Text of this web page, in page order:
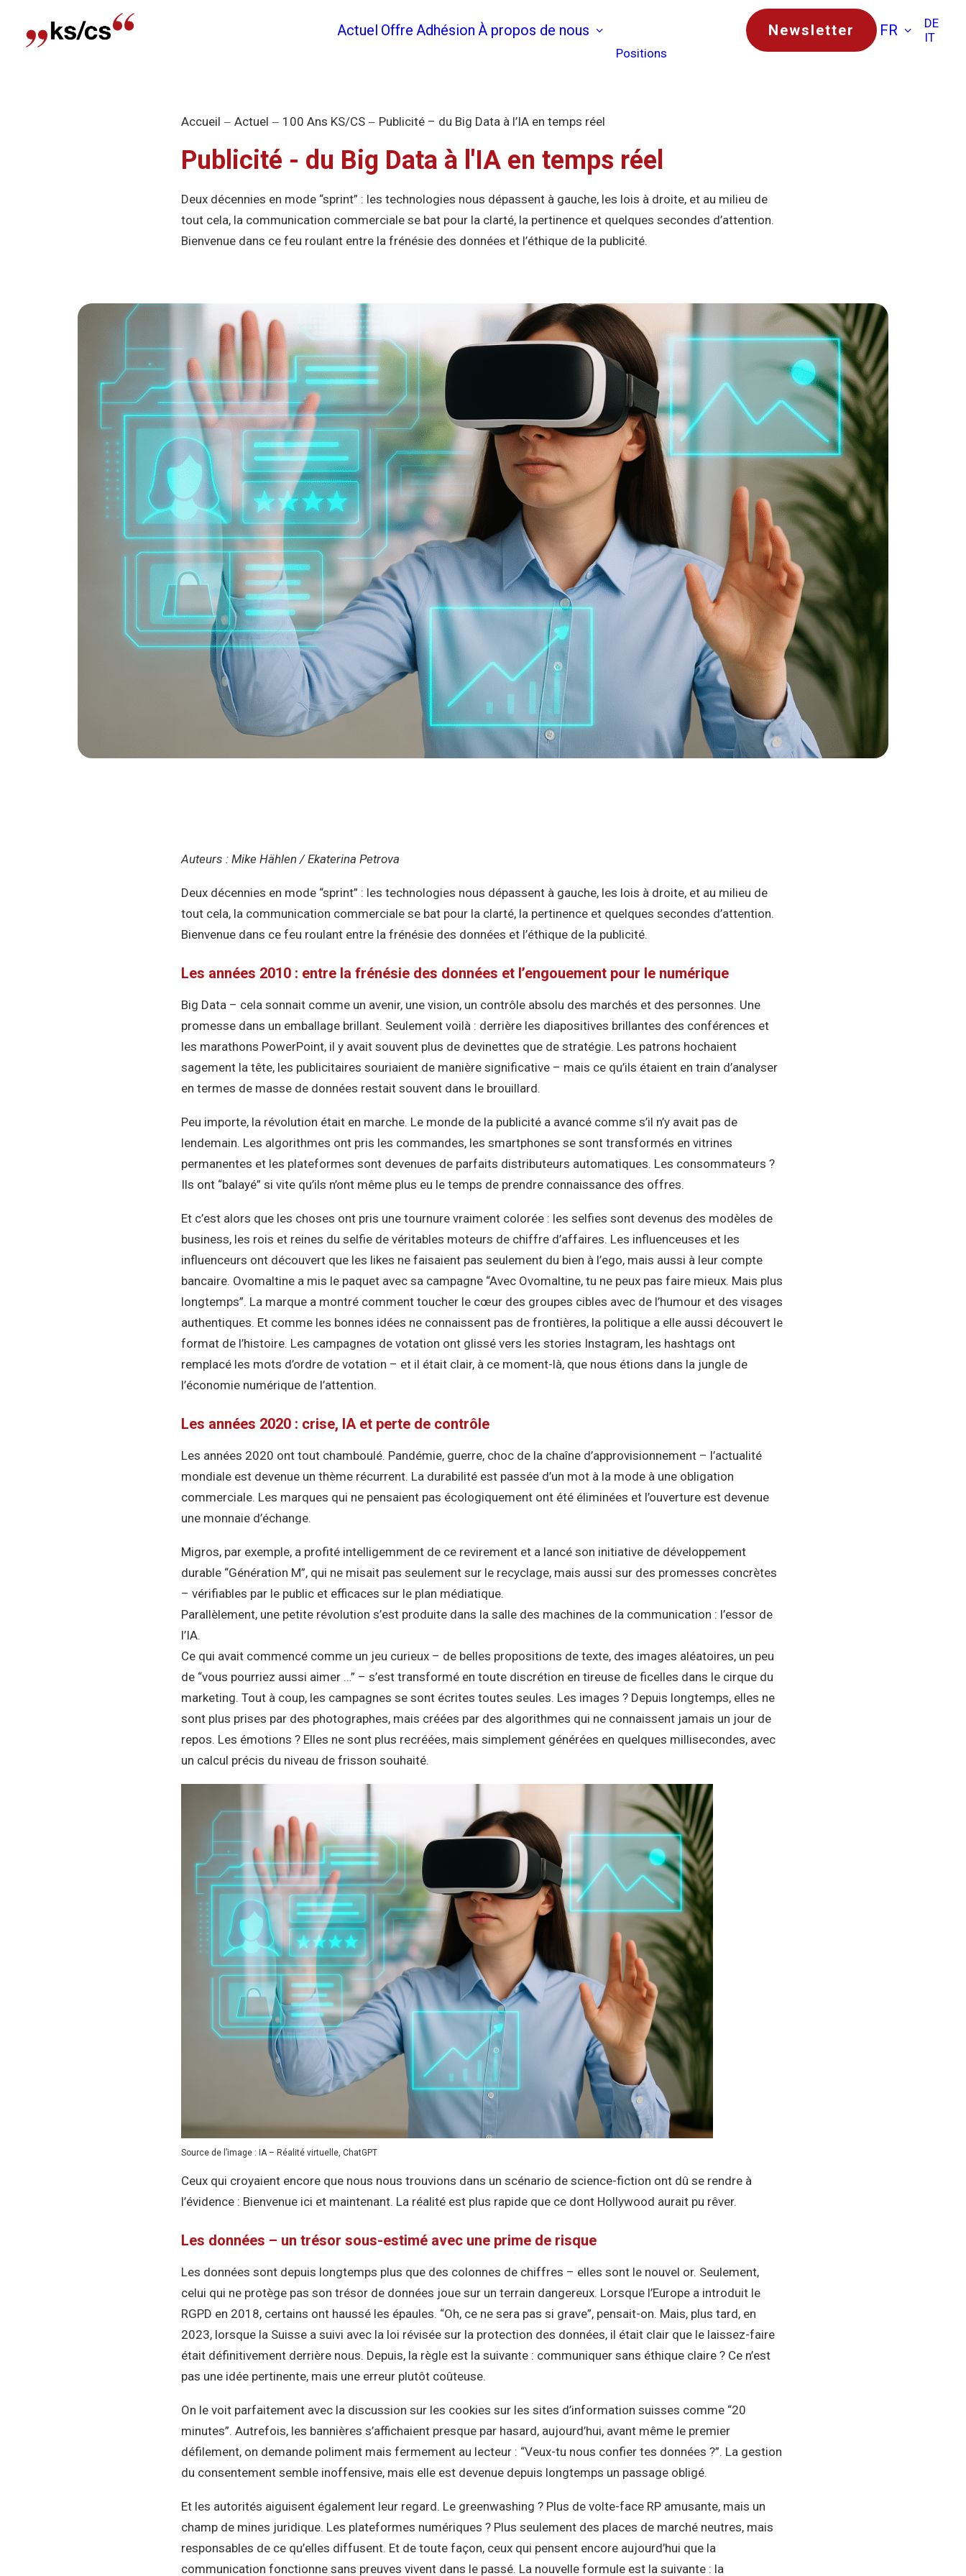
Actuel Offre Adhésion À propos de nous
Positions
Newsletter FR
DE
IT
Accueil Actuel 100 Ans KS/CS Publicité – du Big Data à l’IA en temps réel
Publicité - du Big Data à l'IA en temps réel
Deux décennies en mode “sprint” : les technologies nous dépassent à gauche, les lois à droite, et au milieu de
tout cela, la communication commerciale se bat pour la clarté, la pertinence et quelques secondes d’attention.
Bienvenue dans ce feu roulant entre la frénésie des données et l’éthique de la publicité.
Auteurs : Mike Hählen / Ekaterina Petrova
Deux décennies en mode “sprint” : les technologies nous dépassent à gauche, les lois à droite, et au milieu de
tout cela, la communication commerciale se bat pour la clarté, la pertinence et quelques secondes d’attention.
Bienvenue dans ce feu roulant entre la frénésie des données et l’éthique de la publicité.
Les années 2010 : entre la frénésie des données et l’engouement pour le numérique
Big Data – cela sonnait comme un avenir, une vision, un contrôle absolu des marchés et des personnes. Une
promesse dans un emballage brillant. Seulement voilà : derrière les diapositives brillantes des conférences et
les marathons PowerPoint, il y avait souvent plus de devinettes que de stratégie. Les patrons hochaient
sagement la tête, les publicitaires souriaient de manière significative – mais ce qu’ils étaient en train d’analyser
en termes de masse de données restait souvent dans le brouillard.
Peu importe, la révolution était en marche. Le monde de la publicité a avancé comme s’il n’y avait pas de
lendemain. Les algorithmes ont pris les commandes, les smartphones se sont transformés en vitrines
permanentes et les plateformes sont devenues de parfaits distributeurs automatiques. Les consommateurs ?
Ils ont “balayé” si vite qu’ils n’ont même plus eu le temps de prendre connaissance des offres.
Et c’est alors que les choses ont pris une tournure vraiment colorée : les selfies sont devenus des modèles de
business, les rois et reines du selfie de véritables moteurs de chiffre d’affaires. Les influenceuses et les
influenceurs ont découvert que les likes ne faisaient pas seulement du bien à l’ego, mais aussi à leur compte
bancaire. Ovomaltine a mis le paquet avec sa campagne “Avec Ovomaltine, tu ne peux pas faire mieux. Mais plus
longtemps”. La marque a montré comment toucher le cœur des groupes cibles avec de l’humour et des visages
authentiques. Et comme les bonnes idées ne connaissent pas de frontières, la politique a elle aussi découvert le
format de l’histoire. Les campagnes de votation ont glissé vers les stories Instagram, les hashtags ont
remplacé les mots d’ordre de votation – et il était clair, à ce moment-là, que nous étions dans la jungle de
l’économie numérique de l’attention.
Les années 2020 : crise, IA et perte de contrôle
Les années 2020 ont tout chamboulé. Pandémie, guerre, choc de la chaîne d’approvisionnement – l’actualité
mondiale est devenue un thème récurrent. La durabilité est passée d’un mot à la mode à une obligation
commerciale. Les marques qui ne pensaient pas écologiquement ont été éliminées et l’ouverture est devenue
une monnaie d’échange.
Migros, par exemple, a profité intelligemment de ce revirement et a lancé son initiative de développement
durable “Génération M”, qui ne misait pas seulement sur le recyclage, mais aussi sur des promesses concrètes
– vérifiables par le public et efficaces sur le plan médiatique.
Parallèlement, une petite révolution s’est produite dans la salle des machines de la communication : l’essor de
l’IA.
Ce qui avait commencé comme un jeu curieux – de belles propositions de texte, des images aléatoires, un peu
de “vous pourriez aussi aimer …” – s’est transformé en toute discrétion en tireuse de ficelles dans le cirque du
marketing. Tout à coup, les campagnes se sont écrites toutes seules. Les images ? Depuis longtemps, elles ne
sont plus prises par des photographes, mais créées par des algorithmes qui ne connaissent jamais un jour de
repos. Les émotions ? Elles ne sont plus recréées, mais simplement générées en quelques millisecondes, avec
un calcul précis du niveau de frisson souhaité.
Source de l’image : IA – Réalité virtuelle, ChatGPT
Ceux qui croyaient encore que nous nous trouvions dans un scénario de science-fiction ont dû se rendre à
l’évidence : Bienvenue ici et maintenant. La réalité est plus rapide que ce dont Hollywood aurait pu rêver.
Les données – un trésor sous-estimé avec une prime de risque
Les données sont depuis longtemps plus que des colonnes de chiffres – elles sont le nouvel or. Seulement,
celui qui ne protège pas son trésor de données joue sur un terrain dangereux. Lorsque l’Europe a introduit le
RGPD en 2018, certains ont haussé les épaules. “Oh, ce ne sera pas si grave”, pensait-on. Mais, plus tard, en
2023, lorsque la Suisse a suivi avec la loi révisée sur la protection des données, il était clair que le laissez-faire
était définitivement derrière nous. Depuis, la règle est la suivante : communiquer sans éthique claire ? Ce n’est
pas une idée pertinente, mais une erreur plutôt coûteuse.
On le voit parfaitement avec la discussion sur les cookies sur les sites d’information suisses comme “20
minutes”. Autrefois, les bannières s’affichaient presque par hasard, aujourd’hui, avant même le premier
défilement, on demande poliment mais fermement au lecteur : “Veux-tu nous confier tes données ?”. La gestion
du consentement semble inoffensive, mais elle est devenue depuis longtemps un passage obligé.
Et les autorités aiguisent également leur regard. Le greenwashing ? Plus de volte-face RP amusante, mais un
champ de mines juridique. Les plateformes numériques ? Plus seulement des places de marché neutres, mais
responsables de ce qu’elles diffusent. Et de toute façon, ceux qui pensent encore aujourd’hui que la
communication fonctionne sans preuves vivent dans le passé. La nouvelle formule est la suivante : la